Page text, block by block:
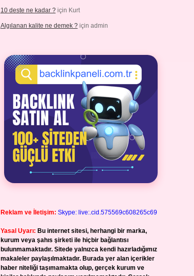
10 deste ne kadar ?için Kurt
Algılanan kalite ne demek ?için admin
Reklam ve İletişim: Skype: live:.cid.575569c608265c69
Yasal Uyarı: Bu internet sitesi, herhangi bir marka,
kurum veya şahıs şirketi ile hiçbir bağlantısı
bulunmamaktadır. Sitede yalnızca kendi hazırladığımız
makaleler paylaşılmaktadır. Burada yer alan içerikler
haber niteliği taşımamakta olup, gerçek kurum ve